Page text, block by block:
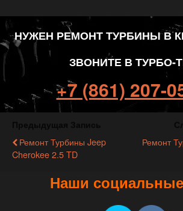
НУЖЕН РЕМОНТ ТУРБИНЫ В
ЗВОНИТЕ В ТУРБО-
+7 (861) 207-
Ремонт Турбины Jeep
Cherokee 2.5 TD
Ремонт
Наши